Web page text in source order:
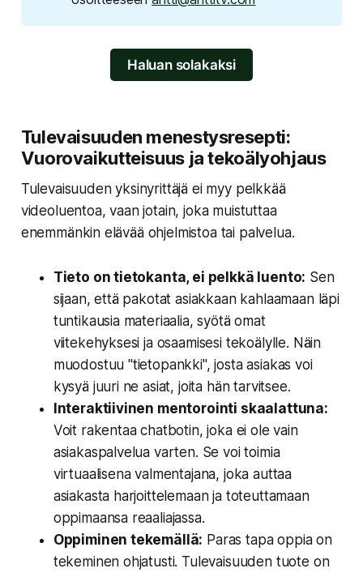
Haluan solakaksi
Tulevaisuuden menestysresepti:
Vuorovaikutteisuus ja tekoälyohjaus
Tulevaisuuden yksinyrittäjä ei myy pelkkää
videoluentoa, vaan jotain, joka muistuttaa
enemmänkin elävää ohjelmistoa tai palvelua.
Tieto on tietokanta, ei pelkkä luento: Sen
sijaan, että pakotat asiakkaan kahlaamaan läpi
tuntikausia materiaalia, syötä omat
viitekehyksesi ja osaamisesi tekoälylle. Näin
muodostuu "tietopankki", josta asiakas voi
kysyä juuri ne asiat, joita hän tarvitsee.
Interaktiivinen mentorointi skaalattuna:
Voit rakentaa chatbotin, joka ei ole vain
asiakaspalvelua varten. Se voi toimia
virtuaalisena valmentajana, joka auttaa
asiakasta harjoittelemaan ja toteuttamaan
oppimaansa reaaliajassa.
Oppiminen tekemällä: Paras tapa oppia on
tekeminen ohjatusti. Tulevaisuuden tuote on